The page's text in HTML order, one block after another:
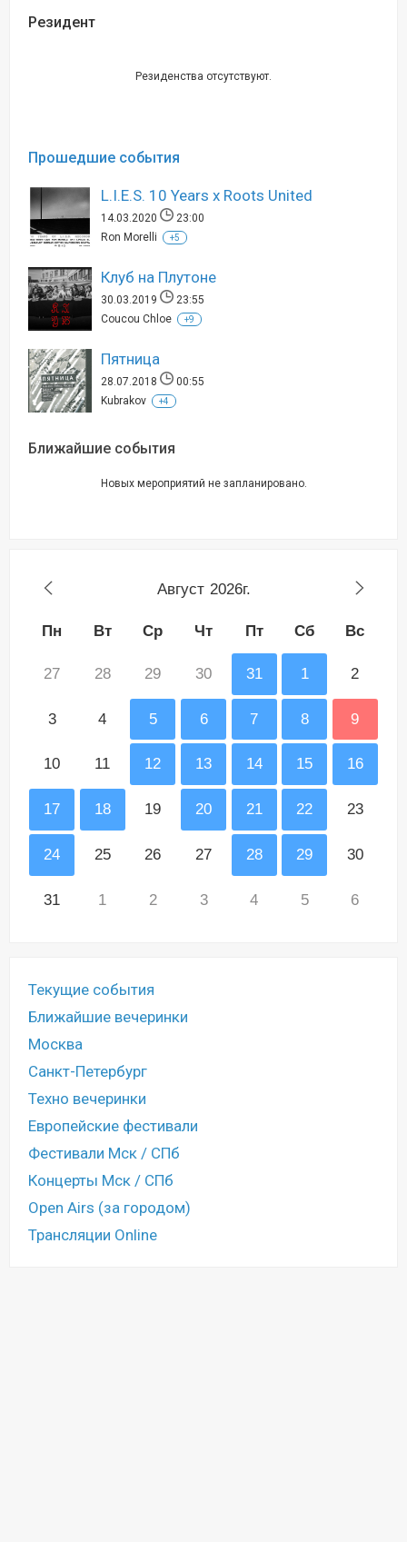
Резидент
Резиденства отсутствуют.
Прошедшие события
L.I.E.S. 10 Years x Roots United
14.03.2020
23:00
Ron Morelli
+5
Клуб на Плутоне
30.03.2019
23:55
Coucou Chloe
+9
Пятница
28.07.2018
00:55
Kubrakov
+4
Ближайшие события
Новых мероприятий не запланировано.
Август 2026г.
Пн Вт Ср Чт Пт Сб Вс
27 28 29 30 31 1 2
3 4 5 6 7 8 9
10 11 12 13 14 15 16
17 18 19 20 21 22 23
24 25 26 27 28 29 30
31 1 2 3 4 5 6
Текущие события
Ближайшие вечеринки
Москва
Санкт-Петербург
Техно вечеринки
Европейские фестивали
Фестивали Мск / СПб
Концерты Мск / СПб
Open Airs (за городом)
Трансляции Online